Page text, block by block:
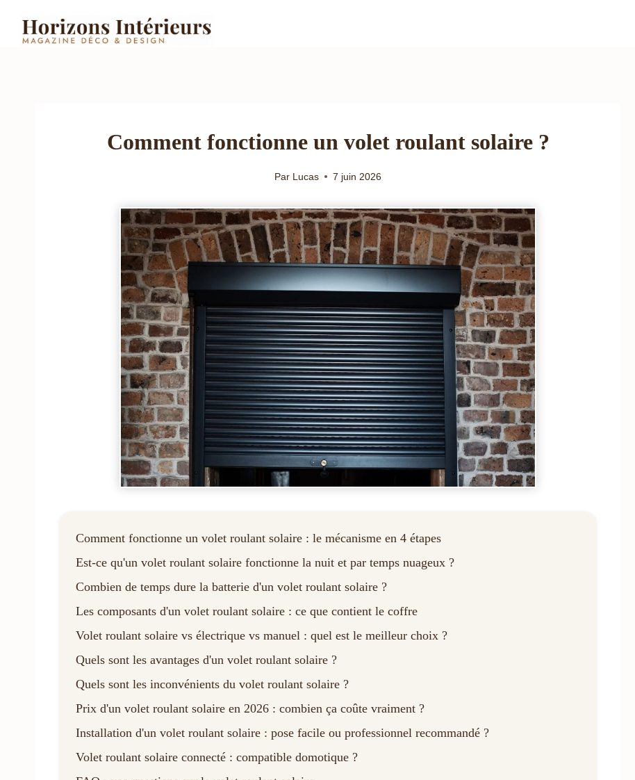
contenu
Comment fonctionne un volet roulant solaire ?
Par Lucas 7 juin 2026
Comment fonctionne un volet roulant solaire : le mécanisme en 4 étapes
Est-ce qu'un volet roulant solaire fonctionne la nuit et par temps nuageux ?
Combien de temps dure la batterie d'un volet roulant solaire ?
Les composants d'un volet roulant solaire : ce que contient le coffre
Volet roulant solaire vs électrique vs manuel : quel est le meilleur choix ?
Quels sont les avantages d'un volet roulant solaire ?
Quels sont les inconvénients du volet roulant solaire ?
Prix d'un volet roulant solaire en 2026 : combien ça coûte vraiment ?
Installation d'un volet roulant solaire : pose facile ou professionnel recommandé ?
Volet roulant solaire connecté : compatible domotique ?